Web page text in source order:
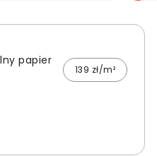
papier
139 zł/m²